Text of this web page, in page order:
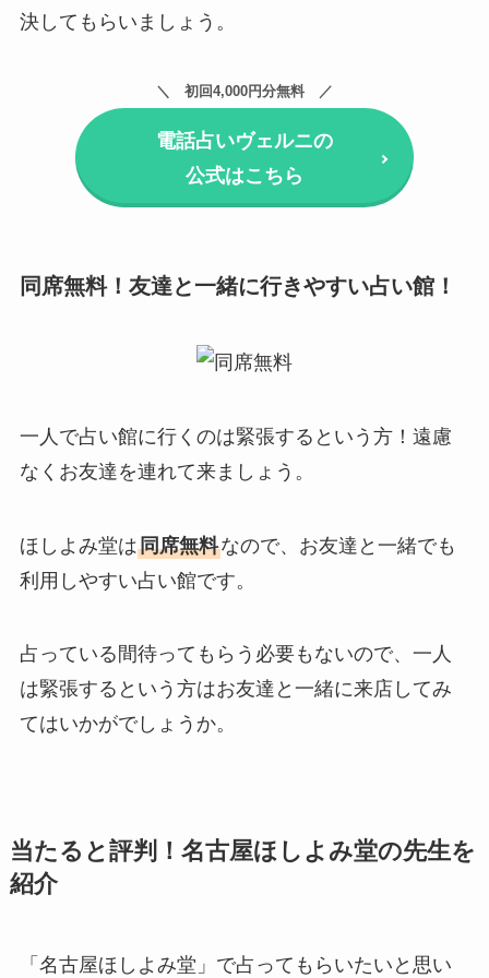
決してもらいましょう。
初回4,000円分無料
電話占いヴェルニの
公式はこちら
同席無料！友達と一緒に行きやすい占い館！
一人で占い館に行くのは緊張するという方！遠慮
なくお友達を連れて来ましょう。
ほしよみ堂は同席無料なので、お友達と一緒でも
利用しやすい占い館です。
占っている間待ってもらう必要もないので、一人
は緊張するという方はお友達と一緒に来店してみ
てはいかがでしょうか。
当たると評判！名古屋ほしよみ堂の先生を
紹介
「名古屋ほしよみ堂」で占ってもらいたいと思い